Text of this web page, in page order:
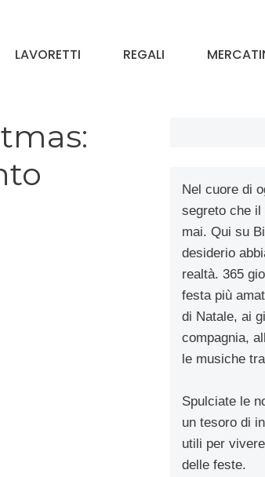
LAVORETTI REGALI
Nel cuore di
segreto che il
mai. Qui su
desiderio
realtà. 365
festa più
di Natale, ai
compagnia,
le musiche
Spulciate le
un tesoro di
utili per
delle feste.